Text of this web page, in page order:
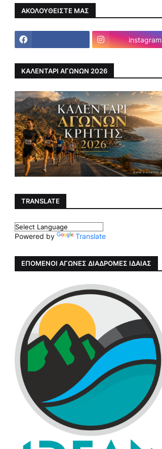
ΑΚΟΛΟΥΘΕΙΣΤΕ ΜΑΣ
instagram
ΚΑΛΕΝΤΑΡΙ ΑΓΩΝΩΝ 2026
TRANSLATE
Powered by Translate
ΕΠΟΜΕΝΟΙ ΑΓΩΝΕΣ ΔΙΑΔΡΟΜΕΣ ΙΔΑΙΑΣ